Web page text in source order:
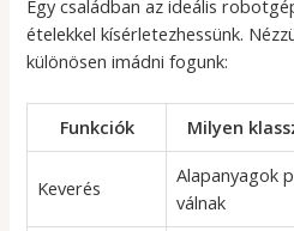
Egy családban az ideális
ételekkel kísérletezhessünk.
különösen imádni fogunk:
Funkciók Milyen
Keverés
Alapanyagok
válnak